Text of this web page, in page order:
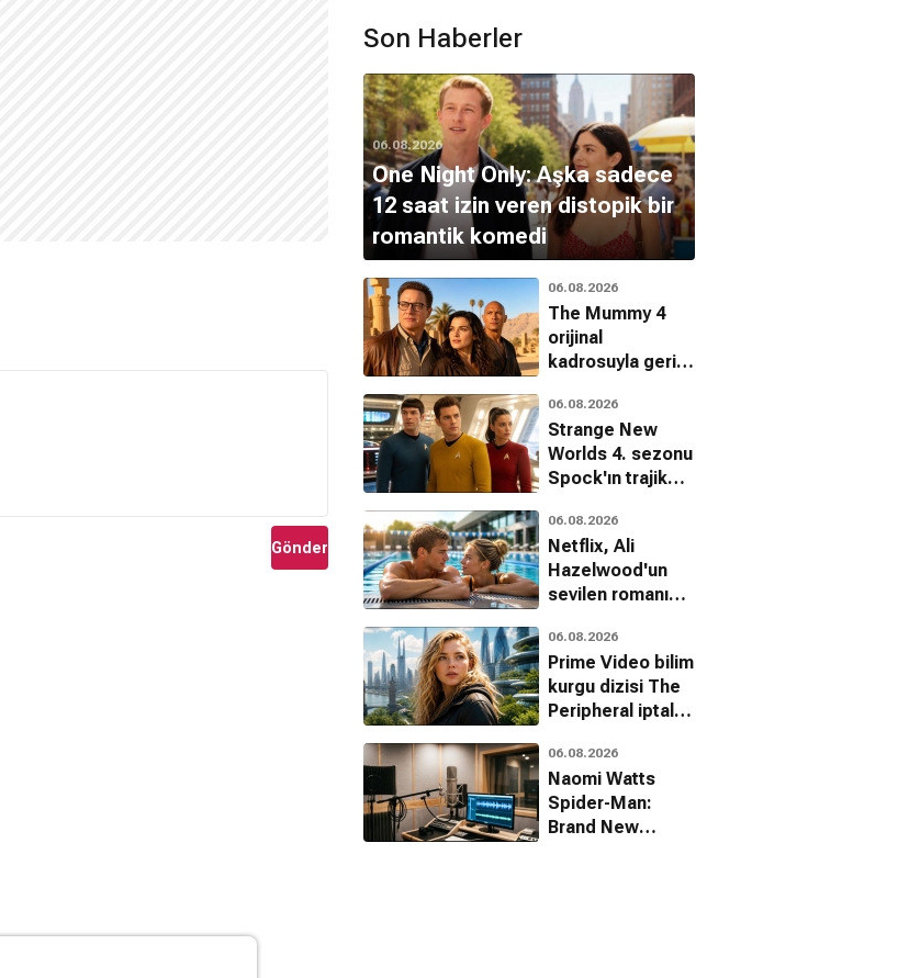
Gönder
Son Haberler
06.08.2026
One Night Only: Aşka sadece
12 saat izin veren distopik bir
romantik komedi
06.08.2026
The Mummy 4
orijinal
kadrosuyla geri
06.08.2026
Strange New
Worlds 4. sezonu
Spock'ın trajik
tutuyor?
06.08.2026
Netflix, Ali
Hazelwood'un
sevilen romanı
uyarlıyor
06.08.2026
Prime Video bilim
kurgu dizisi The
Peripheral iptal
06.08.2026
Naomi Watts
Spider-Man:
Brand New